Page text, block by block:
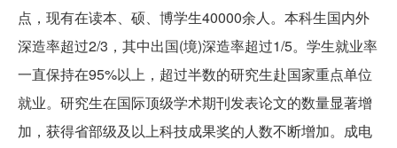
点，现有在读本、硕、博学生40000余人。本科生国内外
深造率超过2/3，其中出国(境)深造率超过1/5。学生就业率
一直保持在95%以上，超过半数的研究生赴国家重点单位
就业。研究生在国际顶级学术期刊发表论文的数量显著增
加，获得省部级及以上科技成果奖的人数不断增加。成电